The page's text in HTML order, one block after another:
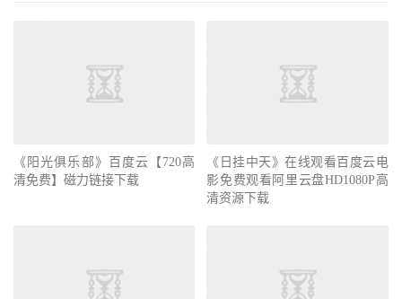
《阳光俱乐部》百度云【720高
清免费】磁力链接下载
《日挂中天》在线观看百度云电
影免费观看阿里云盘HD1080P高
清资源下载